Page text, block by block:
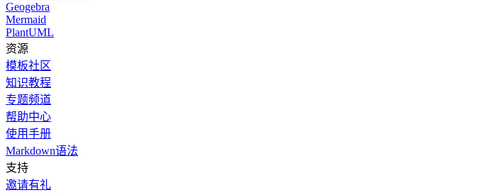
Geogebra
Mermaid
PlantUML
资源
模板社区
知识教程
专题频道
帮助中心
使用手册
Markdown语法
支持
邀请有礼